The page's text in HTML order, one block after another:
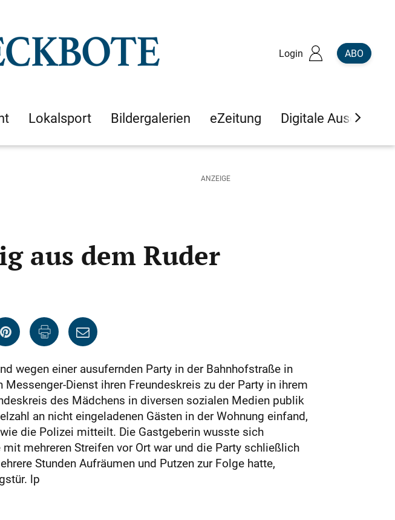
Login ABO
Lokalsport Bildergalerien eZeitung Digitale Ausgaben
aus dem Ruder
wegen einer ausufernden Party in der Bahnhofstraße in
Dienst ihren Freundeskreis zu der Party in ihrem
des Mädchens in diversen sozialen Medien publik
an nicht eingeladenen Gästen in der Wohnung einfand,
die Polizei mitteilt. Die Gastgeberin wusste sich
mehreren Streifen vor Ort war und die Party schließlich
Stunden Aufräumen und Putzen zur Folge hatte,
lp